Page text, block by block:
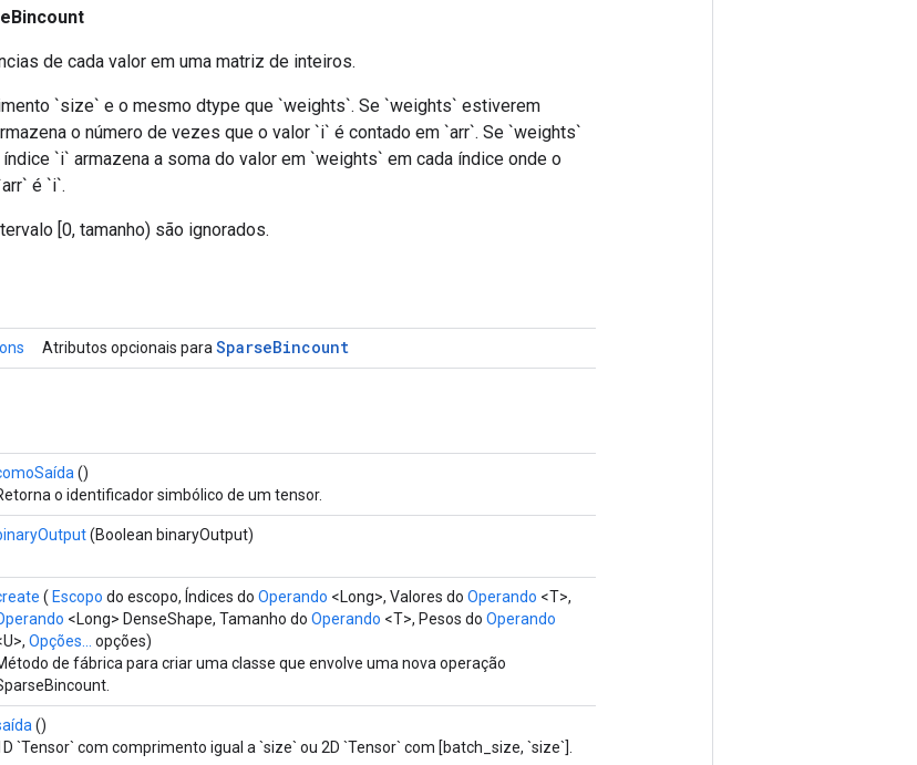
de cada valor em uma matriz de inteiros.
`size` e o mesmo dtype que `weights`. Se `weights` estiverem
o número de vezes que o valor `i` é contado em `arr`. Se `weights`
`i` armazena a soma do valor em `weights` em cada índice onde o
é `i`.
[0, tamanho) são ignorados.
Atributos opcionais para SparseBincount
()
o identificador simbólico de um tensor.
(Boolean binaryOutput)
( Escopo do escopo, Índices do Operando <Long>, Valores do Operando <T>,
<Long> DenseShape, Tamanho do Operando <T>, Pesos do Operando
Opções...
opções)
de fábrica para criar uma classe que envolve uma nova operação
()
`Tensor` com comprimento igual a `size` ou 2D `Tensor` com [batch_size, `size`].